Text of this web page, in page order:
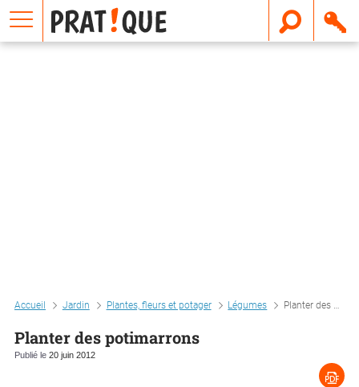
Accueil Jardin Plantes, fleurs et potager Légumes Planter des potimarrons
Planter des potimarrons
Publié le 20 juin 2012
E
m
a